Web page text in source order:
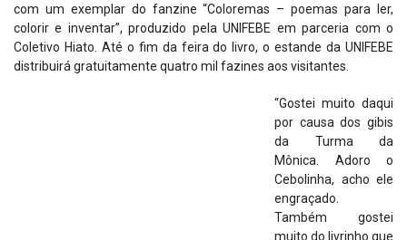
com um exemplar do fanzine “Coloremas – poemas para ler,
colorir e inventar”, produzido pela UNIFEBE em parceria com o
Coletivo Hiato. Até o fim da feira do livro, o estande da UNIFEBE
distribuirá gratuitamente quatro mil fazines aos visitantes.
“Gostei muito daqui
por causa dos gibis
da Turma da
Mônica. Adoro o
Cebolinha, acho ele
engraçado.
Também gostei
muito do livrinho que